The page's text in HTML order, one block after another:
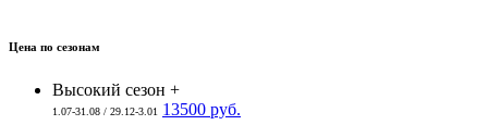
Цена по сезонам
Высокий сезон +
1.07-31.08 / 29.12-3.01
13500 руб.